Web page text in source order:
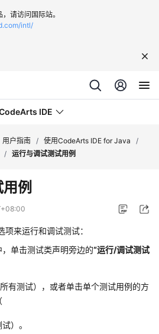
请访问国际站。
intl/
IDE
用户指南 / 使用CodeArts IDE for Java
/
/ 运行与调试测试用例
例
来运行和调试测试：
单击测试类声明旁边的“运行/调试测试
有测试），或者单击单个测试用例的方
）。